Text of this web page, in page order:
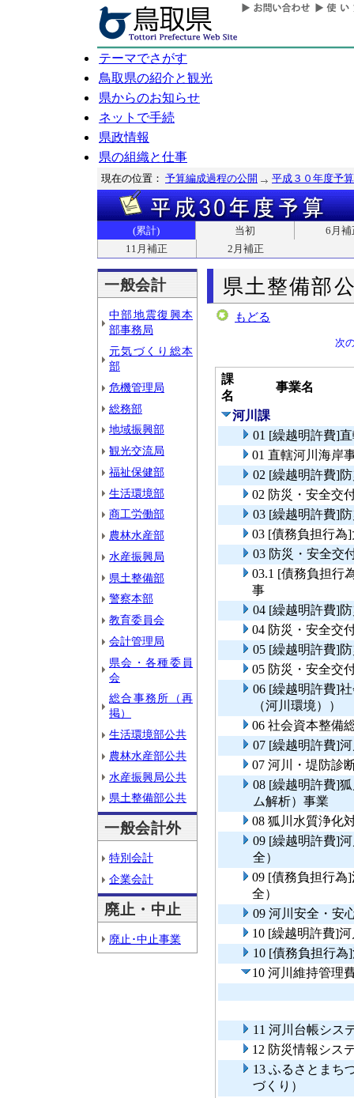
テーマでさがす
鳥取県の紹介と観光
県からのお知らせ
ネットで手続
県政情報
県の組織と仕事
現在の位置： 予算編成過程の公開 平成３０年度予算
(累計) 当初
6月補
11月補正
2月補正
一般会計
中部地震復興本
部事務局
元気づくり総本
部
危機管理局
総務部
地域振興部
観光交流局
福祉保健部
生活環境部
商工労働部
農林水産部
水産振興局
県土整備部
警察本部
教育委員会
会計管理局
県会・各種委員
会
総合事務所（再
掲）
生活環境部公共
農林水産部公共
水産振興局公共
県土整備部公共
一般会計外
特別会計
企業会計
廃止・中止
廃止･中止事業
県土整備部
もどる
次
課
名
事業名
河川課
01 [繰越明許費]
01 直轄河川海岸
02 [繰越明許費]
02 防災・安全交
03 [繰越明許費]
03 [債務負担行
03 防災・安全交
03.1 [債務負担行
事
04 [繰越明許費]
04 防災・安全交
05 [繰越明許費]
05 防災・安全交
06 [繰越明許費]
（河川環境））
06 社会資本整備
07 [繰越明許費]
07 河川・堤防診
08 [繰越明許費]
ム解析）事業
08 狐川水質浄化
09 [繰越明許費]
全）
09 [債務負担行為
全）
09 河川安全・
10 [繰越明許費]
10 [債務負担行為
10 河川維持管理
11 河川台帳シス
12 防災情報シス
13 ふるさとまち
づくり）